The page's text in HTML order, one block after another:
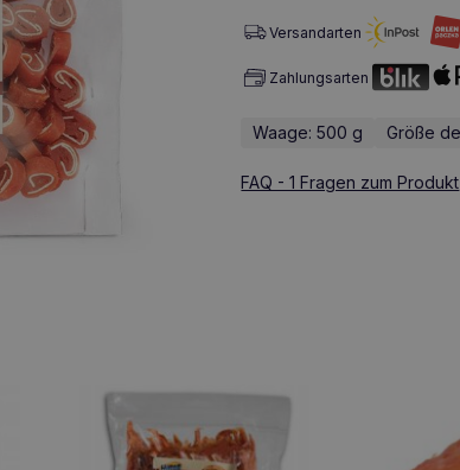
Versandarten
Zahlungsarten
Waage: 500 g Größe
FAQ - 1 Fragen zum Produkt